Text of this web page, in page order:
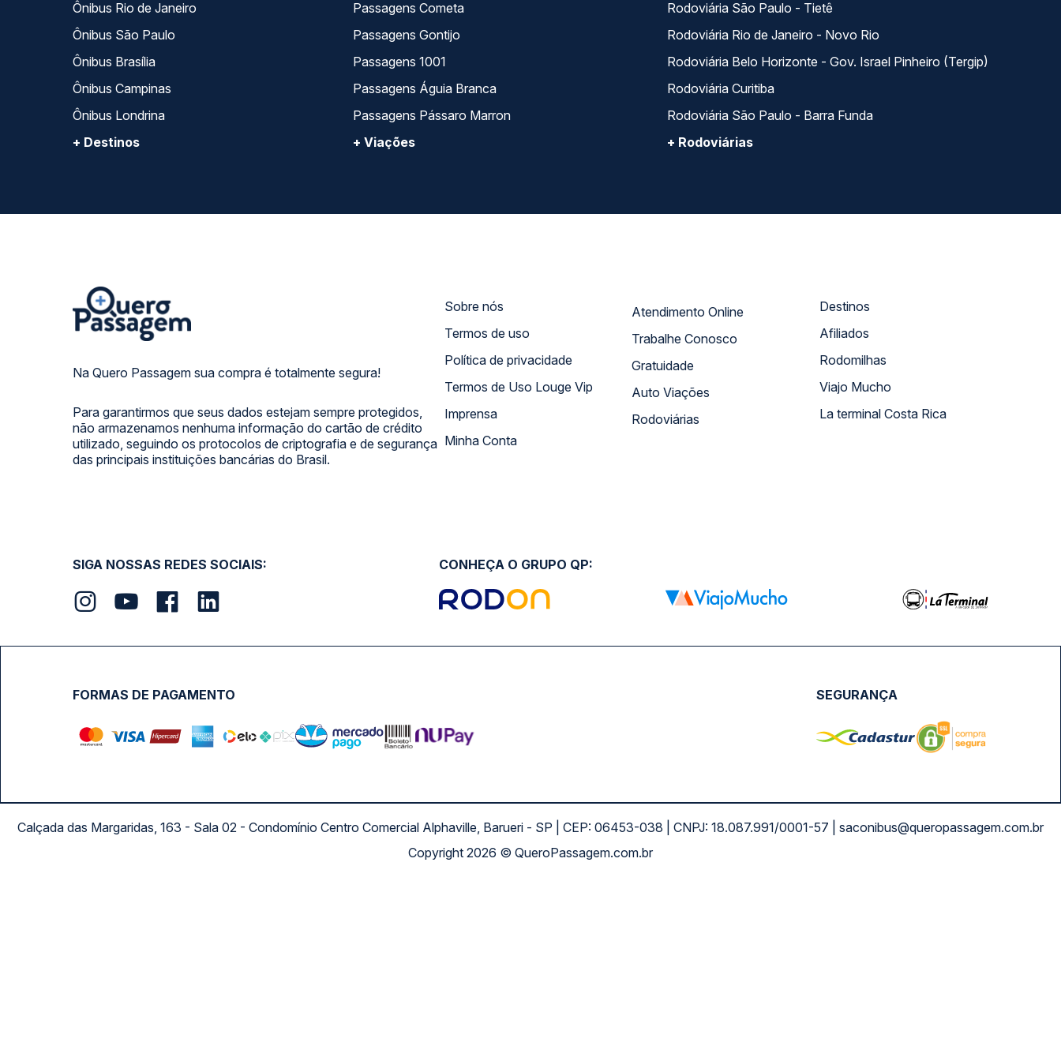
Ônibus Rio de Janeiro
Ônibus São Paulo
Ônibus Brasília
Ônibus Campinas
Ônibus Londrina
+ Destinos
Passagens Cometa
Passagens Gontijo
Passagens 1001
Passagens Águia Branca
Passagens Pássaro Marron
+ Viações
Rodoviária São Paulo - Tietê
Rodoviária Rio de Janeiro - Novo Rio
Rodoviária Belo Horizonte - Gov. Israel Pinheiro (Tergip)
Rodoviária Curitiba
Rodoviária São Paulo - Barra Funda
+ Rodoviárias
Na Quero Passagem sua compra é totalmente segura!
Para garantirmos que seus dados estejam sempre protegidos,
não armazenamos nenhuma informação do cartão de crédito
utilizado, seguindo os protocolos de criptografia e de segurança
das principais instituições bancárias do Brasil.
Sobre nós
Termos de uso
Política de privacidade
Termos de Uso Louge Vip
Imprensa
Minha Conta
Atendimento Online
Trabalhe Conosco
Gratuidade
Auto Viações
Rodoviárias
Destinos
Afiliados
Rodomilhas
Viajo Mucho
La terminal Costa Rica
SIGA NOSSAS REDES SOCIAIS: CONHEÇA O GRUPO QP:
FORMAS DE PAGAMENTO SEGURANÇA
Calçada das Margaridas, 163 - Sala 02 - Condomínio Centro Comercial Alphaville, Barueri - SP | CEP: 06453-038 | CNPJ: 18.087.991/0001-57 | saconibus@queropassagem.com.br
Copyright 2026 © QueroPassagem.com.br